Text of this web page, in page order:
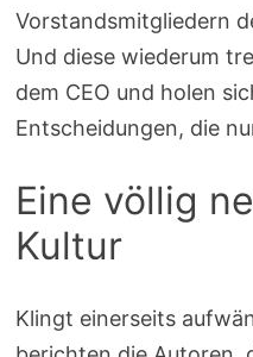
Vorstandsmitgliedern
Und diese wiederum
dem CEO und holen
Entscheidungen, die
Eine völlig
Kultur
Klingt einerseits